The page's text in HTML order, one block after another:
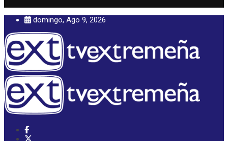
domingo, Ago 9, 2026